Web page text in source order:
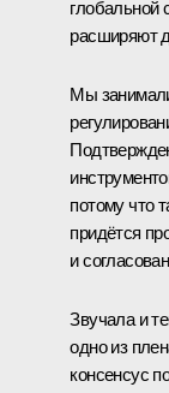
глобальной
расширяют
Мы
потому что
придётся
и
Звучала и
одно из
консенсус